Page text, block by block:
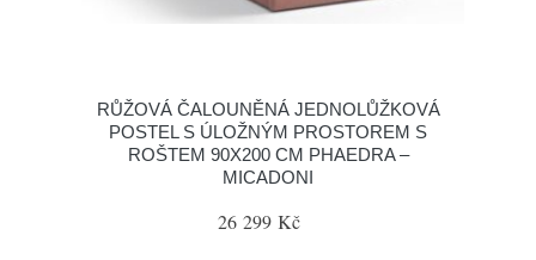
RŮŽOVÁ ČALOUNĚNÁ JEDNOLŮŽKOVÁ
POSTEL S ÚLOŽNÝM PROSTOREM S
ROŠTEM 90X200 CM PHAEDRA –
MICADONI
26 299 Kč